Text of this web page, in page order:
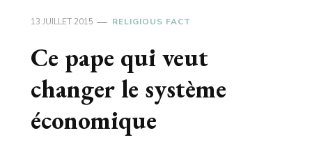
13 JUILLET 2015 RELIGIOUS FACT
Ce pape qui veut
changer le système
économique